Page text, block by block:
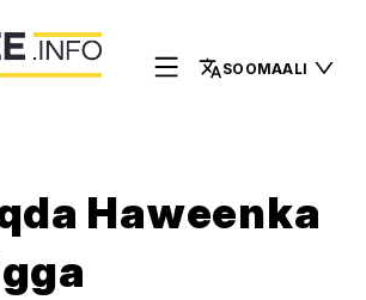
SOOMAALI
Haweenka